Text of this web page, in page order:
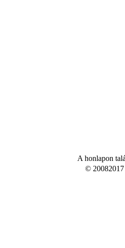
A honlapon
©